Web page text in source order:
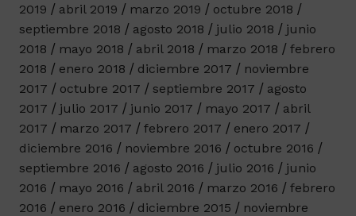
2019
abril 2019 marzo 2019
octubre 2018
septiembre 2018
agosto 2018 julio 2018
junio
2018
mayo 2018 abril 2018 marzo 2018
febrero
2018
enero 2018 diciembre 2017
noviembre
2017
octubre 2017 septiembre 2017
agosto
2017
julio 2017 junio 2017 mayo 2017
abril
2017
marzo 2017 febrero 2017
enero 2017
diciembre 2016
noviembre 2016
octubre 2016
septiembre 2016
agosto 2016 julio 2016
junio
2016
mayo 2016 abril 2016 marzo 2016
febrero
2016
enero 2016 diciembre 2015
noviembre